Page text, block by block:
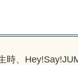
時、